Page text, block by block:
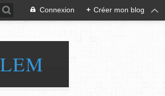
Connexion + Créer mon blog